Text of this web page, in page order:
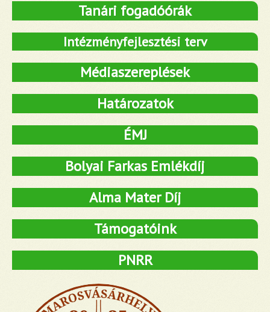
Tanári fogadóórák
Intézményfejlesztési terv
Médiaszereplések
Határozatok
ÉMJ
Bolyai Farkas Emlékdíj
Alma Mater Díj
Támogatóink
PNRR